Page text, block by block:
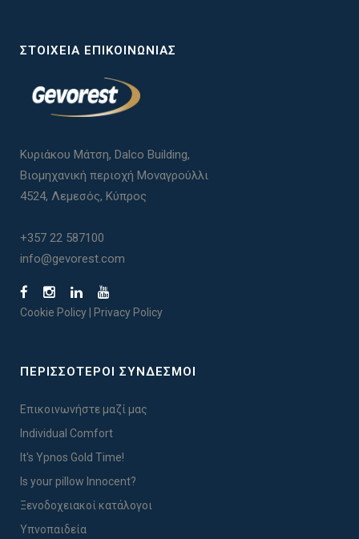
ΣΤΟΙΧΕΊΑ ΕΠΙΚΟΙΝΩΝΊΑΣ
Κυριάκου Μάτση, Dalco Building,
Βιομηχανική περιοχή Μοναγρούλλι
4524, Λεμεσός, Κύπρος
+357 22 587100
info@gevorest.com
Cookie Policy Privacy Policy
ΠΕΡΙΣΣΟΤΕΡΟΙ ΣΥΝΔΕΣΜΟΙ
Επικοινωνήστε μαζί μας
Individual Comfort
It's Ypnos Gold Time!
Is your pillow Innocent?
Ξενοδοχειακοί κατάλογοι
Υπνοπαιδεία